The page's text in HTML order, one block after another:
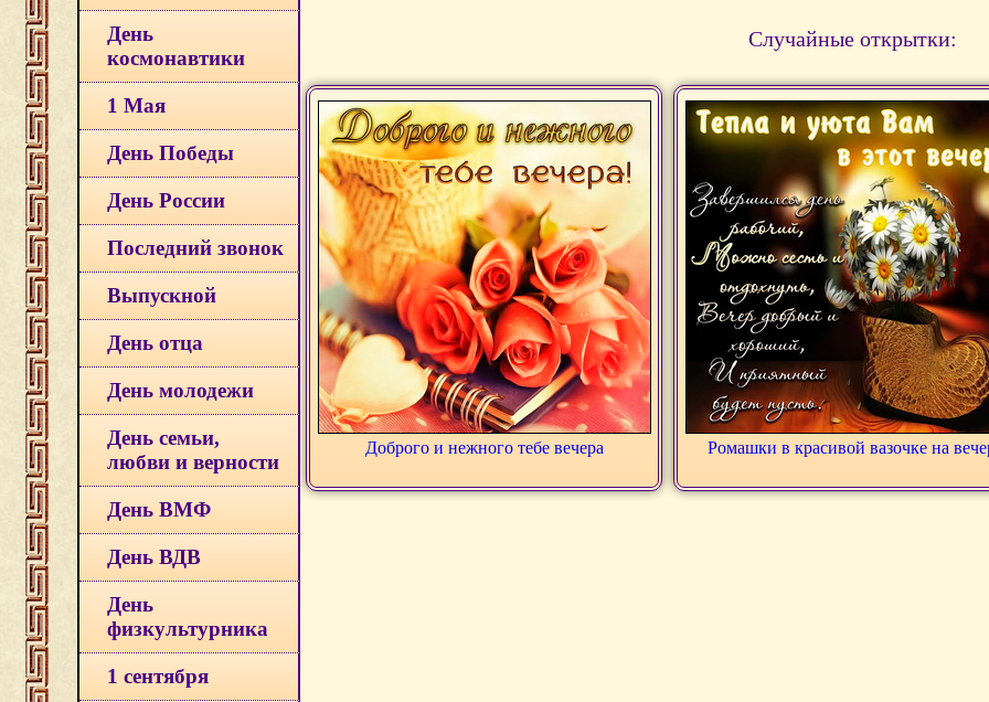
День
космонавтики
1 Мая
День Победы
День России
Последний звонок
Выпускной
День отца
День молодежи
День семьи,
любви и верности
День ВМФ
День ВДВ
День
физкультурника
1 сентября
Случайные открытки:
Доброго и нежного тебе вечера Ромашки в красивой вазочке на